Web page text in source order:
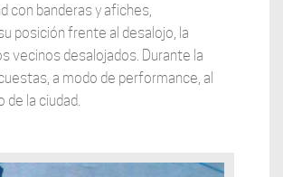
con banderas y afiches,
posición frente al desalojo, la
vecinos desalojados. Durante la
a modo de performance, al
la ciudad.